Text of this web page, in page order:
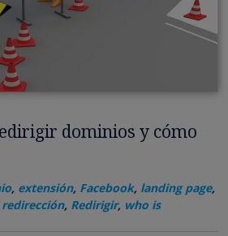
dominios y cómo
, extensión, Facebook, landing page,
redirección, Redirigir, who is